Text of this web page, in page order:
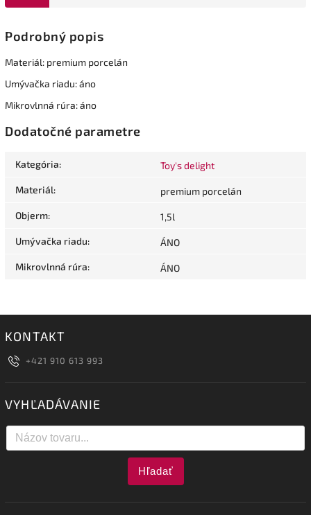
Podrobný popis
Materiál: premium porcelán
Umývačka riadu: áno
Mikrovlnná rúra: áno
Dodatočné parametre
Kategória: Toy's delight
Materiál: premium porcelán
Objerm: 1,5l
Umývačka riadu: ÁNO
Mikrovlnná rúra: ÁNO
KONTAKT
+421 910 613 993
VYHĽADÁVANIE
Hľadať